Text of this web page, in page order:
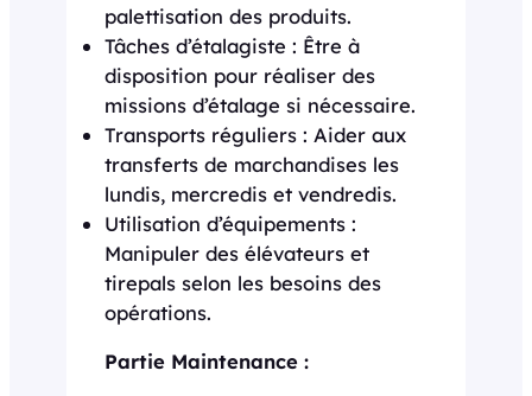
palettisation des produits.
Tâches d’étalagiste : Être à
disposition pour réaliser des
missions d’étalage si nécessaire.
Transports réguliers : Aider aux
transferts de marchandises les
lundis, mercredis et vendredis.
Utilisation d’équipements :
Manipuler des élévateurs et
tirepals selon les besoins des
opérations.
Partie Maintenance :